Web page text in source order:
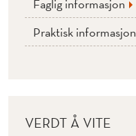
Faglig informasjon
Praktisk informasjon
VERDT Å VITE